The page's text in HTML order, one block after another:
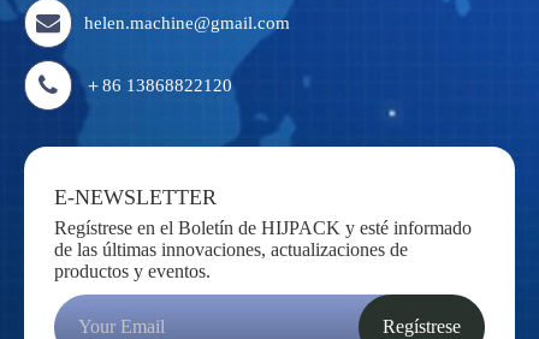
helen.machine@gmail.com
＋86 13868822120
E-NEWSLETTER
Regístrese en el Boletín de HIJPACK y esté informado
de las últimas innovaciones, actualizaciones de
productos y eventos.
Regístrese